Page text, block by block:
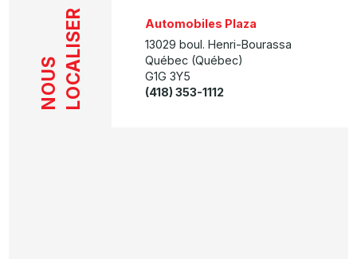
NOUS LOCALISER
Automobiles Plaza
13029 boul. Henri-Bourassa
Québec (Québec)
G1G 3Y5
(418) 353-1112